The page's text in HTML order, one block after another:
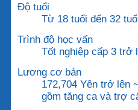
Độ tuổi
Từ 18 tuổi đến 32
Trình độ học vấn
Tốt nghiệp cấp 3 trở
Lương cơ bản
172,704 Yên trở lên
gồm tăng ca và trợ